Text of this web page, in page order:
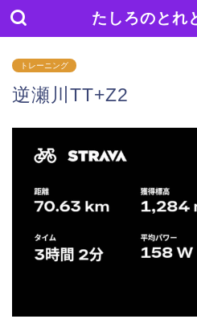
たしろのとれ
トレーニング
逆瀬川TT+Z2